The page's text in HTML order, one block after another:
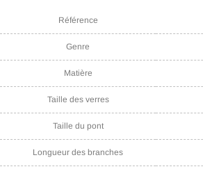
Référence
Genre
Matière
Taille des verres
Taille du pont
Longueur des branches